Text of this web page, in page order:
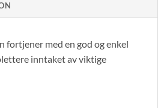
fortjener med en god og enkel
inntaket av viktige